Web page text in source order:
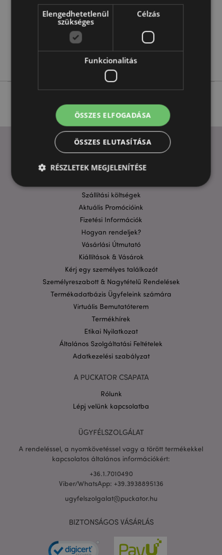
0.064000
Nem
HASZNOS LINKEK
Szállítási költségek
Aktuális Promócióink
Fizetési Információk
Hogyan rendeljek?
Vásárlási Útmutató
Kiállítások & Vásárok
Kérj egy személyes találkozót
Személyreszabott & Nagytételű Rendelések
Termékadatbázis Ügyfeleink számára
Virtuális Bemutatóterem
Termékhírek
Etikai Nyilatkozat
Általános Szolgáltatási Feltételek
Adatkezelési szabályzat
A PUCKATOR CSAPATA
Rólunk
Lépj velünk kapcsolatba
ÜGYFÉLSZOLGÁLAT
A rendeléssel, a nyomkövetéssel vagy a törött termékekkel
kapcsolatos általános információkért:
+36.1.7010490
Viber/WhatsApp: +39.3938895136
ugyfelszolgalat@puckator.hu
BIZTONSÁGOS VÁSÁRLÁS
Elengedhetetlenül
szükséges
Célzás
Funkcionalitás
ÖSSZES ELFOGADÁSA
ÖSSZES ELUTASÍTÁSA
RÉSZLETEK MEGJELENÍTÉSE
Elengedhetetlenül szükséges
Funkcionalitás
A weboldal működéséhez feltétlenül szükséges sütik
lehetővé teszik a webhely alapvető funkcióit,
például a felhasználói bejelentkezést és a
megfelelően a feltétlenül szükséges sütik nélkül.
Szolgáltató
Domain
CookieScriptConsent
adatvédelmi szabályzatát